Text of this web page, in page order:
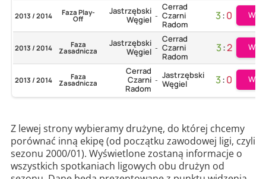
2013 / 2014 Faza Play-
Off
Jastrzębski
Węgiel -
Cerrad
Czarni
Radom
3:0
2013 / 2014 Faza
Zasadnicza
Jastrzębski
Węgiel -
Cerrad
Czarni
Radom
3:2
2013 / 2014 Faza
Zasadnicza
Cerrad
Czarni
Radom
- Jastrzębski
Węgiel
3:0
Z lewej strony wybieramy drużynę, do której chcemy
porównać inną ekipę (od początku zawodowej ligi, czyli
sezonu 2000/01). Wyświetlone zostaną informacje o
wszystkich spotkaniach ligowych obu drużyn od